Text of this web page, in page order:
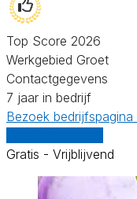
Top Score 2026
Werkgebied Groet
Contactgegevens
7 jaar in bedrijf
Bezoek bedrijfspagina
Gratis - Vrijblijvend